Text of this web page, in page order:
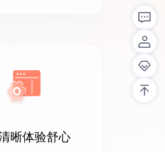
晰体验舒心